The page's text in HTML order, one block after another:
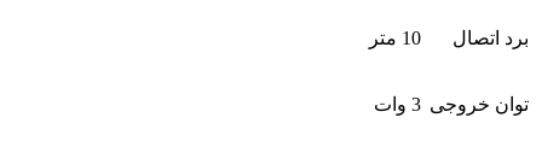
برد اتصال 10 متر
توان خروجی 3 وات